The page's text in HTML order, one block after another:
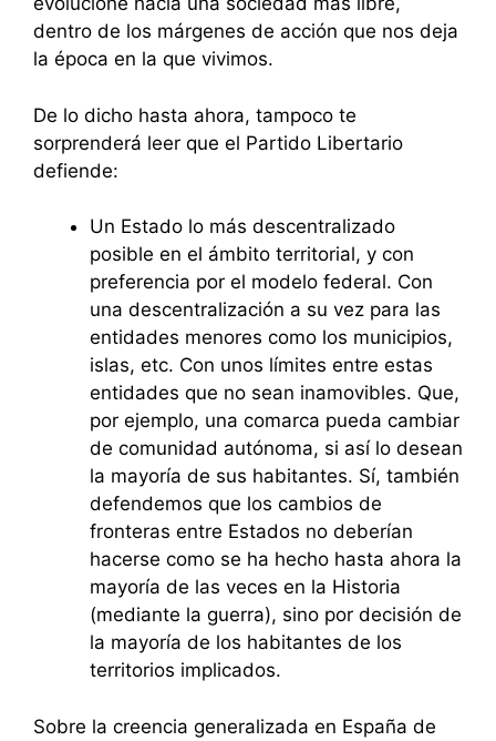
dentro de los márgenes de acción que nos deja
la época en la que vivimos.
De lo dicho hasta ahora, tampoco te
sorprenderá leer que el Partido Libertario
defiende:
Un Estado lo más descentralizado
posible en el ámbito territorial, y con
preferencia por el modelo federal. Con
una descentralización a su vez para las
entidades menores como los municipios,
islas, etc. Con unos límites entre estas
entidades que no sean inamovibles. Que,
por ejemplo, una comarca pueda cambiar
de comunidad autónoma, si así lo desean
la mayoría de sus habitantes. Sí, también
defendemos que los cambios de
fronteras entre Estados no deberían
hacerse como se ha hecho hasta ahora la
mayoría de las veces en la Historia
(mediante la guerra), sino por decisión de
la mayoría de los habitantes de los
territorios implicados.
Sobre la creencia generalizada en España de